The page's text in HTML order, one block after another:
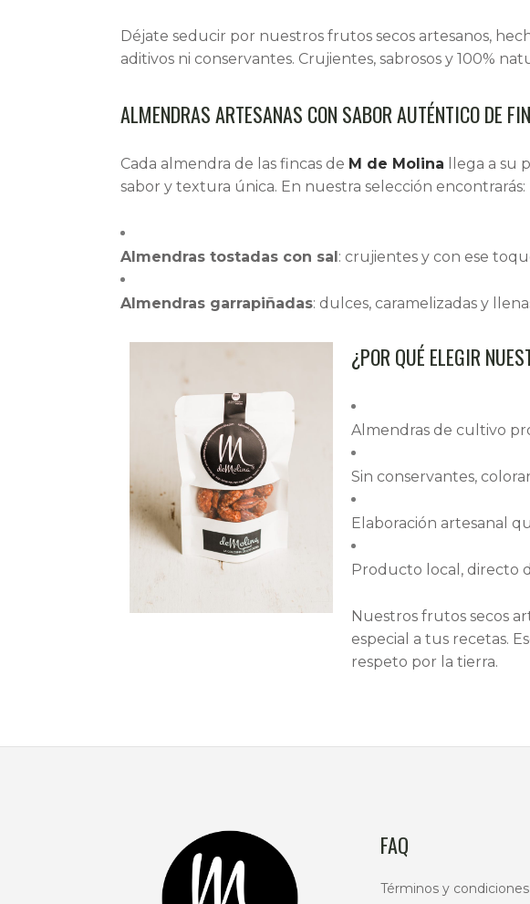
Déjate seducir por nuestros frutos secos artesanos,
aditivos ni conservantes. Crujientes, sabrosos y 100%
ALMENDRAS ARTESANAS CON SABOR AUTÉNTICO DE
Cada almendra de las fincas de M de Molina llega a su
sabor y textura única. En nuestra selección encontrarás:
Almendras tostadas con sal : crujientes y con ese
Almendras garrapiñadas: dulces, caramelizadas y
¿POR QUÉ ELEGIR
Almendras de cultivo
Sin conservantes,
Elaboración artesanal
Producto local, directo
Nuestros frutos secos
especial a tus recetas.
respeto por la tierra.
FAQ
Términos y